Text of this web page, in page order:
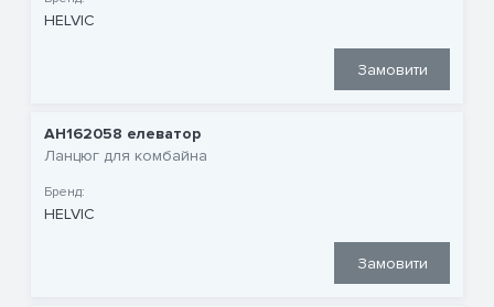
HELVIC
Замовити
AH162058 елеватор
Ланцюг для комбайна
Бренд:
HELVIC
Замовити